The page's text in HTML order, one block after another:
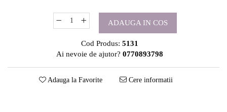
ADAUGA IN COS
Cod Produs: 5131
Ai nevoie de ajutor? 0770893798
Adauga la Favorite Cere informatii